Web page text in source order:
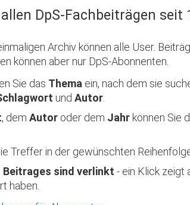
DpS-Fachbeiträgen
Archiv können alle User.
können aber nur DpS-Abonnenten.
Sie das Thema ein, nach dem sie
und Autor
, dem Autor oder dem Jahr können Sie
Treffer in der gewünschten
Beitrages sind verlinkt - ein Klick zeigt
haben.